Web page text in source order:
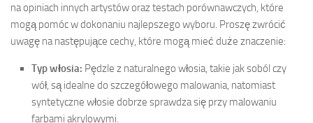
na opiniach innych artystów oraz testach porównawczych, które
mogą pomóc w dokonaniu najlepszego wyboru. Proszę zwrócić
uwagę na następujące cechy, które mogą mieć duże znaczenie:
Typ włosia: Pędzle z naturalnego włosia, takie jak soból czy
wół, są idealne do szczegółowego malowania, natomiast
syntetyczne włosie dobrze sprawdza się przy malowaniu
farbami akrylowymi.